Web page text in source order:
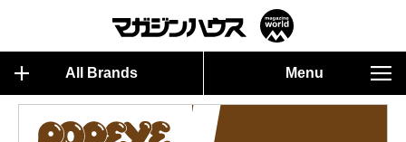
All Brands Menu